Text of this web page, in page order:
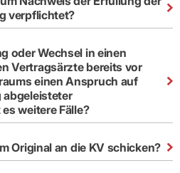
verpflichtet?
oder Wechsel in einen
Vertragsärzte bereits vor
einen Anspruch auf
weitere Fälle?
Original an die KV schicken?
bei einem KIM-Adressaten
als KIM-E-Mail innerhalb der TI
nicht aus dem freien Internet).